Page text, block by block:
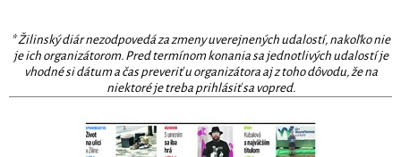
* Žilinský diár nezodpovedá za zmeny uverejnených udalostí, nakoľko nie
je ich organizátorom. Pred termínom konania sa jednotlivých udalostí je
vhodné si dátum a čas preveriť u organizátora aj z toho dôvodu, že na
niektoré je treba prihlásiť sa vopred.